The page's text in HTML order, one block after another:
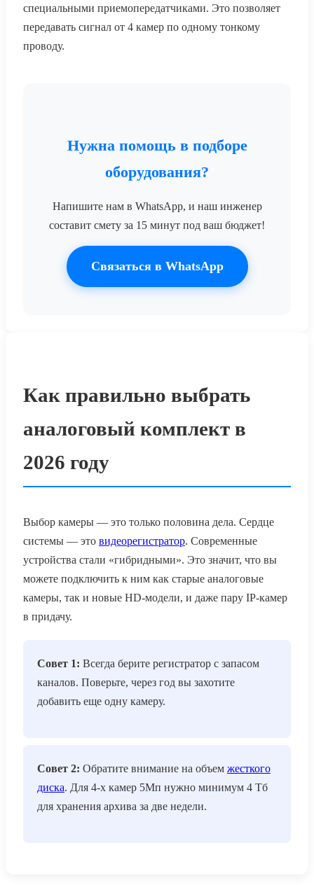
специальными приемопередатчиками. Это позволяет
передавать сигнал от 4 камер по одному тонкому
проводу.
Нужна помощь в подборе
оборудования?
Напишите нам в WhatsApp, и наш инженер
составит смету за 15 минут под ваш бюджет!
Связаться в WhatsApp
Как правильно выбрать
аналоговый комплект в
2026 году
Выбор камеры — это только половина дела. Сердце
системы — это видеорегистратор. Современные
устройства стали «гибридными». Это значит, что вы
можете подключить к ним как старые аналоговые
камеры, так и новые HD-модели, и даже пару IP-камер
в придачу.
Совет 1: Всегда берите регистратор с запасом
каналов. Поверьте, через год вы захотите
добавить еще одну камеру.
Совет 2: Обратите внимание на объем жесткого
диска. Для 4-х камер 5Мп нужно минимум 4 Тб
для хранения архива за две недели.